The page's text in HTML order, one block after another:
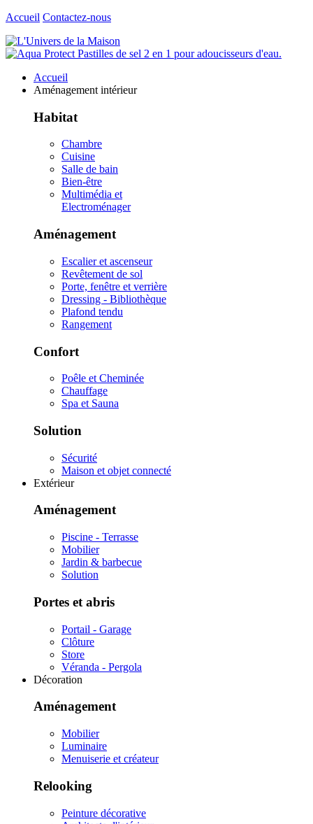
Accueil Contactez-nous
Accueil
Aménagement intérieur
Habitat
Chambre
Cuisine
Salle de bain
Bien-être
Multimédia et
Electroménager
Aménagement
Escalier et ascenseur
Revêtement de sol
Porte, fenêtre et verrière
Dressing - Bibliothèque
Plafond tendu
Rangement
Confort
Poêle et Cheminée
Chauffage
Spa et Sauna
Solution
Sécurité
Maison et objet connecté
Extérieur
Aménagement
Piscine - Terrasse
Mobilier
Jardin & barbecue
Solution
Portes et abris
Portail - Garage
Clôture
Store
Véranda - Pergola
Décoration
Aménagement
Mobilier
Luminaire
Menuiserie et créateur
Relooking
Peinture décorative